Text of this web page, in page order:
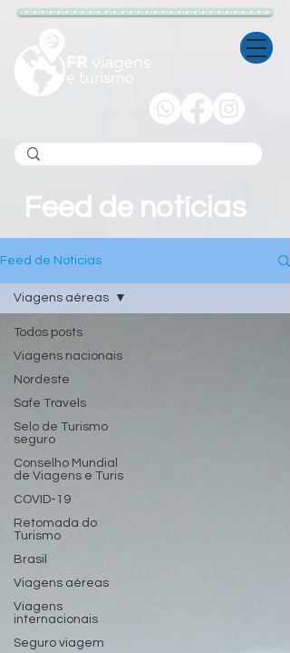
Feed de notícias
Feed de Noticias
Todos posts
Viagens nacionais
Nordeste
Safe Travels
Selo de Turismo
seguro
Conselho Mundial
de Viagens e Turis
COVID-19
Retomada do
Turismo
Brasil
Viagens aéreas
Viagens
internacionais
Seguro viagem
Viagens aéreas